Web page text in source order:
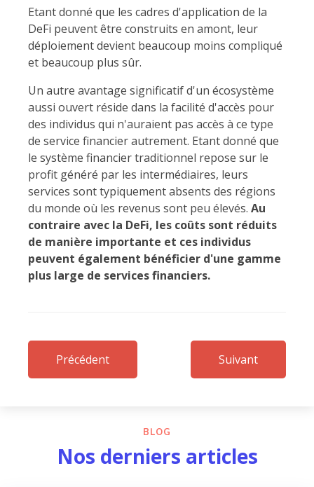
Etant donné que les cadres d'application de la
DeFi peuvent être construits en amont, leur
déploiement devient beaucoup moins compliqué
et beaucoup plus sûr.
Un autre avantage significatif d'un écosystème
aussi ouvert réside dans la facilité d'accès pour
des individus qui n'auraient pas accès à ce type
de service financier autrement. Etant donné que
le système financier traditionnel repose sur le
profit généré par les intermédiaires, leurs
services sont typiquement absents des régions
du monde où les revenus sont peu élevés. Au
contraire avec la DeFi, les coûts sont réduits
de manière importante et ces individus
peuvent également bénéficier d'une gamme
plus large de services financiers.
Précédent Suivant
BLOG
Nos derniers articles